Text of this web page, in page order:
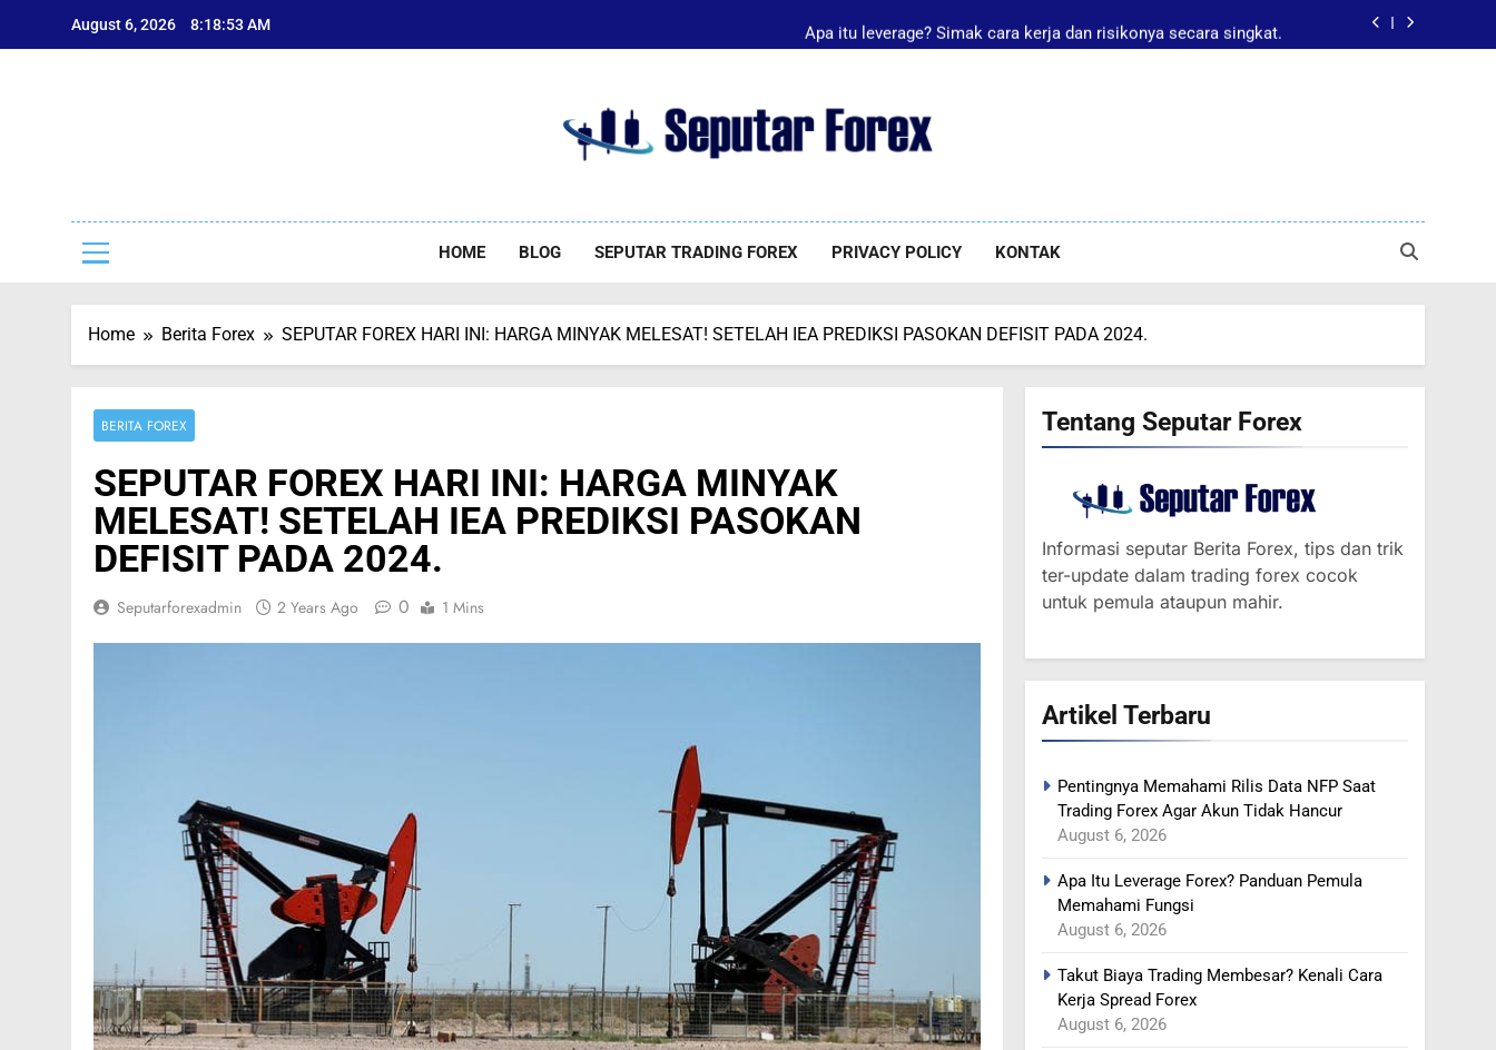
August 6, 2026 8:18:53 AM Apa itu leverage? Simak cara kerja dan risikonya secara singkat.
Apa Itu Leverage Forex? Panduan Pemula Memahami Fungsi
Apa itu leverage? Simak cara kerja dan risikonya secara singkat.
Seputar Forex
HOME BLOG SEPUTAR TRADING FOREX PRIVACY POLICY KONTAK
Home Berita Forex SEPUTAR FOREX HARI INI: HARGA MINYAK MELESAT! SETELAH IEA PREDIKSI PASOKAN DEFISIT PADA 2024.
BERITA FOREX
SEPUTAR FOREX HARI INI: HARGA MINYAK
MELESAT! SETELAH IEA PREDIKSI PASOKAN
DEFISIT PADA 2024.
Seputarforexadmin 2 Years Ago 0 1 Mins
Tentang Seputar Forex
Informasi seputar Berita Forex, tips dan trik
ter-update dalam trading forex cocok
untuk pemula ataupun mahir.
Artikel Terbaru
Pentingnya Memahami Rilis Data NFP Saat
Trading Forex Agar Akun Tidak Hancur
August 6, 2026
Apa Itu Leverage Forex? Panduan Pemula
Memahami Fungsi
August 6, 2026
Takut Biaya Trading Membesar? Kenali Cara
Kerja Spread Forex
August 6, 2026
364
PEMANGKASAN
PRODUKSI SAUDI
BERITA FOREX
365
ADANYA PERINGATAN
INTERVENSI
BERITA FOREX